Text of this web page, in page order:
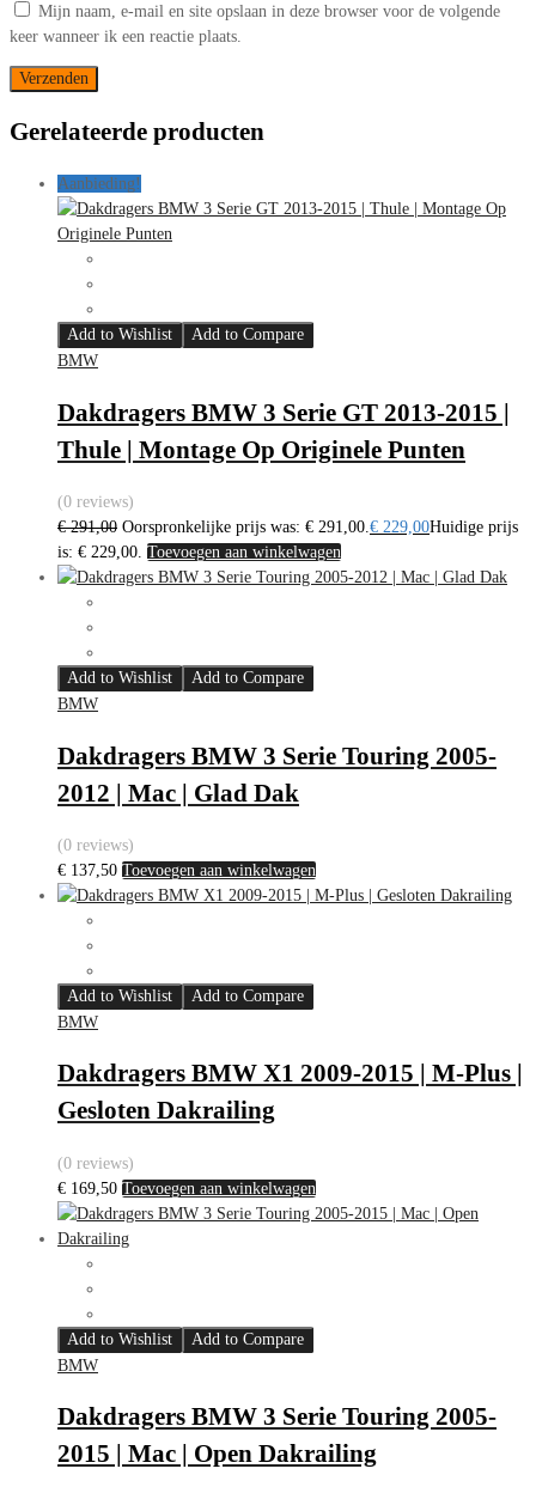
Mijn naam, e-mail en site opslaan in deze browser voor de volgende
keer wanneer ik een reactie plaats.
Gerelateerde producten
Aanbieding!
Add to Wishlist
Add to Compare
BMW
Dakdragers BMW 3 Serie GT 2013-2015 |
Thule | Montage Op Originele Punten
(0 reviews)
€291,00 Oorspronkelijke prijs was: € 291,00.€ 229,00Huidige prijs
is: € 229,00. Toevoegen aan winkelwagen
Add to Wishlist
Add to Compare
BMW
Dakdragers BMW 3 Serie Touring 2005-
2012 | Mac | Glad Dak
(0 reviews)
€ 137,50 Toevoegen aan winkelwagen
Add to Wishlist
Add to Compare
BMW
Dakdragers BMW X1 2009-2015 | M-Plus |
Gesloten Dakrailing
(0 reviews)
€ 169,50 Toevoegen aan winkelwagen
Add to Wishlist
Add to Compare
BMW
Dakdragers BMW 3 Serie Touring 2005-
2015 | Mac | Open Dakrailing